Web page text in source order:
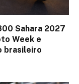
Sahara 2027
Week e
brasileiro